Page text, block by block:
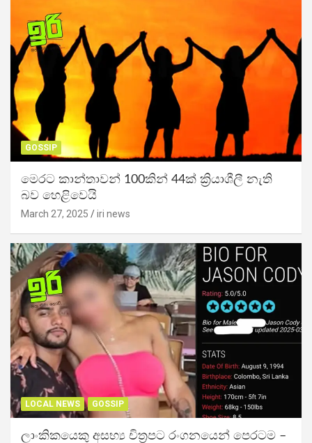
GOSSIP
මෙරට කාන්තාවන් 100කින් 44ක් ක්‍රියාශීලී නැති
බව හෙළිවෙයි
March 27, 2025 iri news
LOCAL NEWS GOSSIP
ලාංකිකයෙකු අසභ්‍ය චිත්‍රපට රංගනයෙන් පෙරටම –